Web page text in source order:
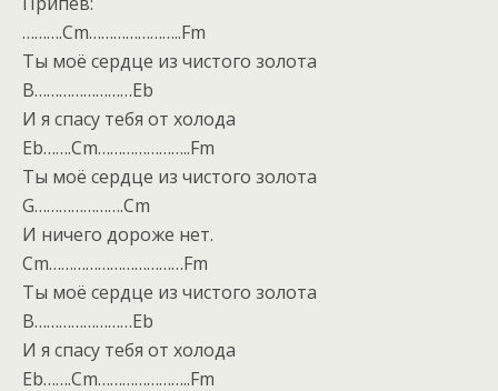
……….Cm…………………..Fm
Ты моё сердце из чистого золота
B……………………Eb
И я спасу тебя от холода
Eb…….Cm…………………..Fm
Ты моё сердце из чистого золота
G………………….Cm
И ничего дороже нет.
Cm……………………………Fm
Ты моё сердце из чистого золота
B……………………Eb
И я спасу тебя от холода
Eb…….Cm…………………..Fm